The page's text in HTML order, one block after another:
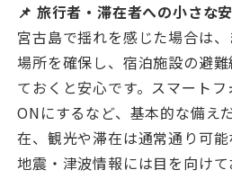
📌 旅行者・滞在者への小さな
宮古島で揺れを感じた場合は
場所を確保し、宿泊施設の避
ておくと安心です。スマート
ONにするなど、基本的な備え
在、観光や滞在は通常通り可
地震・津波情報には目を向けて